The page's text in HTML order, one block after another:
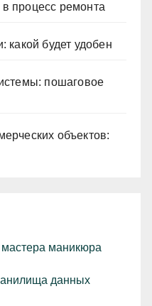
процесс ремонта
какой будет удобен
пошаговое
объектов:
маникюра
данных